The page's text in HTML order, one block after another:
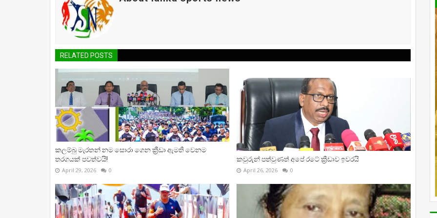
RELATED POSTS
කලම්බු මැරතන් නම සොරා ගෙන ක්‍රීඩා ඇමති වෙනම
තරගයක් පවත්වයි!
April 29, 2026 0
කවුරුන් පත්වුණත් අපේ රටේ ක්‍රීඩාව ඉවරයි
April 26, 2026 0